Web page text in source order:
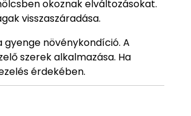
okoznak elváltozásokat.
visszaszáradása.
növénykondíció. A
szerek alkalmazása. Ha
érdekében.